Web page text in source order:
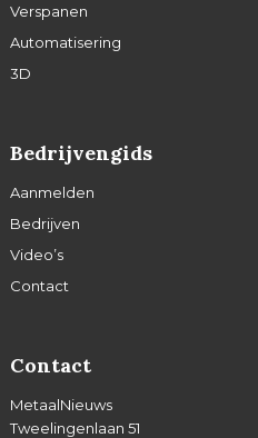
Verspanen
Automatisering
3D
Bedrijvengids
Aanmelden
Bedrijven
Video’s
Contact
Contact
MetaalNieuws
Tweelingenlaan 51